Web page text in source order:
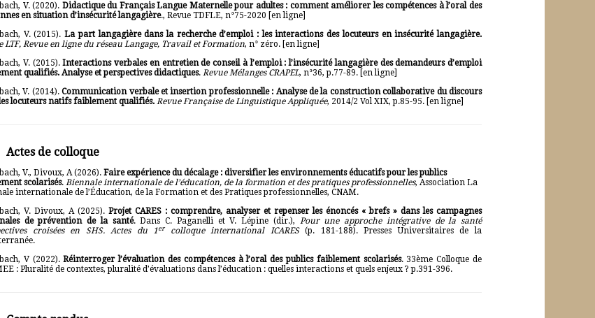
V. (2020). Didactique du Français Langue Maternelle pour adultes : comment améliorer les compétences à l’oral des
en situation d’insécurité langagière., Revue TDFLE, n°75-2020 [ en ligne
V. (2015).La part langagière dans la recherche d’emploi : les interactions des locuteurs en insécurité langagière.
LTF, Revue en ligne du réseau Langage, Travail et Formation, n° zéro. [ en ligne
V. (2015).Interactions verbales en entretien de conseil à l’emploi : l’insécurité langagière des demandeurs d’emploi
qualifiés. Analyse et perspectives didactiques. Revue Mélanges CRAPEL, n°36, p.77-89. [ en ligne
V. (2014).Communication verbale et insertion professionnelle : Analyse de la construction collaborative du discours
locuteurs natifs faiblement qualifiés. Revue Française de Linguistique Appliquée, 2014/2 Vol XIX, p.85-95. [ en ligne
Actes de colloque
V., Divoux, A (2026). Faire expérience du décalage : diversifier les environnements éducatifs pour les publics
scolarisés. Biennale internationale de l’éducation, de la formation et des pratiques professionnelles, Association La
internationale de l’Éducation, de la Formation et des Pratiques professionnelles, CNAM.
V. Divoux, A (2025). Projet CARES : comprendre, analyser et repenser les énoncés « brefs » dans les campagnes
de prévention de la santé. Dans C. Paganelli et V. Lépine (dir.), Pour une approche intégrative de la santé
croisées en SHS. Actes du 1ercolloque international ICARES(p. 181-188). Presses Universitaires de la
V (2022).Réinterroger l’évaluation des compétences à l’oral des publics faiblement scolarisés. 33ème Colloque de
: Pluralité de contextes, pluralité d’évaluations dans l’éducation : quelles interactions et quels enjeux ? p.391-396.